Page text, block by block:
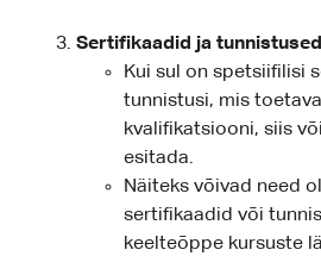
Sertifikaadid ja
Kui sul on spetsiifilisi
tunnistusi, mis
kvalifikatsiooni, siis
esitada.
Näiteks võivad need
sertifikaadid või
keelteõppe kursuste